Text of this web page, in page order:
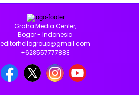
Graha Media Center,
Bogor - Indonesia
editorhellogroup@gmail.com
+628557777888